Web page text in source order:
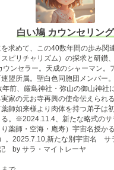
白い鳩 カウンセリング
を求めて、この40数年間の歩み関
ピリチャリズム）の探求と研鑽
ウンセラー。天成のシャーマン。
盟所属。聖白色同胞団メンバー
年前、厳島神社・弥山の御山神社
家の元お寺再興の使命伝えられ
師如来様より肉体を持つ弟子は
。※2024.11.4、新たな略式のサ
薬師・空海・庵寿）宇宙名授か
。2025.7.10,新たな別宇宙名 サ
by サラ・マイトレーヤ